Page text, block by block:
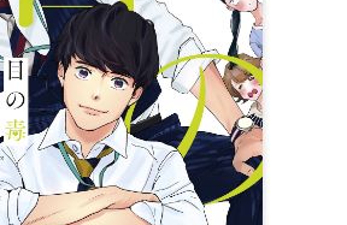
オーバーラップノベルスf
ロサージュノベルス